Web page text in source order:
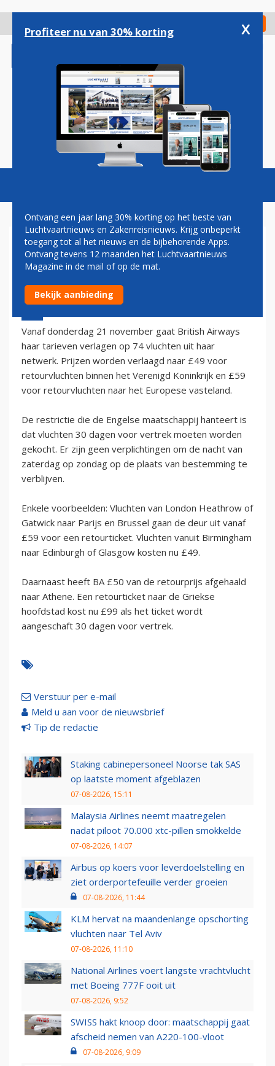
gaan
Check in
Magazine Podcasts Vacatures
BRITISH AIRWAYS DOET MEE
AAN PRIJSSTUNTEN
20 november 2002 - 1:00
Vanaf donderdag 21 november gaat British Airways
haar tarieven verlagen op 74 vluchten uit haar
netwerk. Prijzen worden verlaagd naar £49 voor
retourvluchten binnen het Verenigd Koninkrijk en £59
voor retourvluchten naar het Europese vasteland.
De restrictie die de Engelse maatschappij hanteert is
dat vluchten 30 dagen voor vertrek moeten worden
gekocht. Er zijn geen verplichtingen om de nacht van
zaterdag op zondag op de plaats van bestemming te
verblijven.
Enkele voorbeelden: Vluchten van London Heathrow of
Gatwick naar Parijs en Brussel gaan de deur uit vanaf
£59 voor een retourticket. Vluchten vanuit Birmingham
naar Edinburgh of Glasgow kosten nu £49.
Daarnaast heeft BA £50 van de retourprijs afgehaald
naar Athene. Een retourticket naar de Griekse
hoofdstad kost nu £99 als het ticket wordt
aangeschaft 30 dagen voor vertrek.
Verstuur per e-mail
Meld u aan voor de nieuwsbrief
Tip de redactie
Staking cabinepersoneel Noorse tak SAS
op laatste moment afgeblazen
07-08-2026, 15:11
Malaysia Airlines neemt maatregelen
nadat piloot 70.000 xtc-pillen smokkelde
07-08-2026, 14:07
Airbus op koers voor leverdoelstelling en
ziet orderportefeuille verder groeien
07-08-2026, 11:44
KLM hervat na maandenlange opschorting
vluchten naar Tel Aviv
07-08-2026, 11:10
National Airlines voert langste vrachtvlucht
met Boeing 777F ooit uit
07-08-2026, 9:52
SWISS hakt knoop door: maatschappij gaat
afscheid nemen van A220-100-vloot
07-08-2026, 9:09
Profiteer nu van 30% korting x
Ontvang een jaar lang 30% korting op het beste van
Luchtvaartnieuws en Zakenreisnieuws. Krijg onbeperkt
toegang tot al het nieuws en de bijbehorende Apps.
Ontvang tevens 12 maanden het Luchtvaartnieuws
Magazine in de mail of op de mat.
Bekijk aanbieding